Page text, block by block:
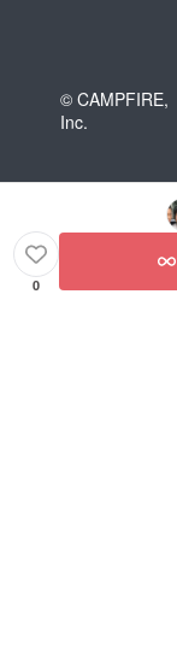
© CAMPFIRE,
Inc.
0